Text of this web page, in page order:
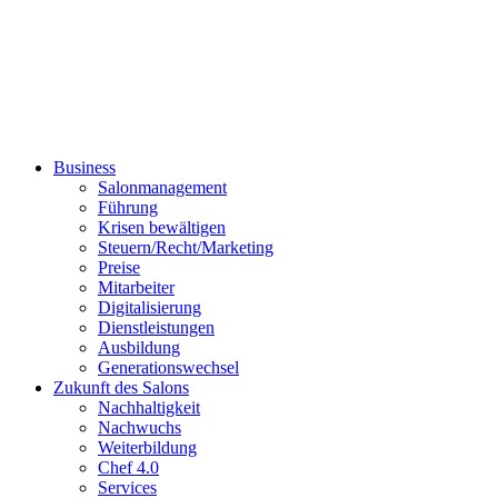
Business
Salonmanagement
Führung
Krisen bewältigen
Steuern/Recht/Marketing
Preise
Mitarbeiter
Digitalisierung
Dienstleistungen
Ausbildung
Generationswechsel
Zukunft des Salons
Nachhaltigkeit
Nachwuchs
Weiterbildung
Chef 4.0
Services